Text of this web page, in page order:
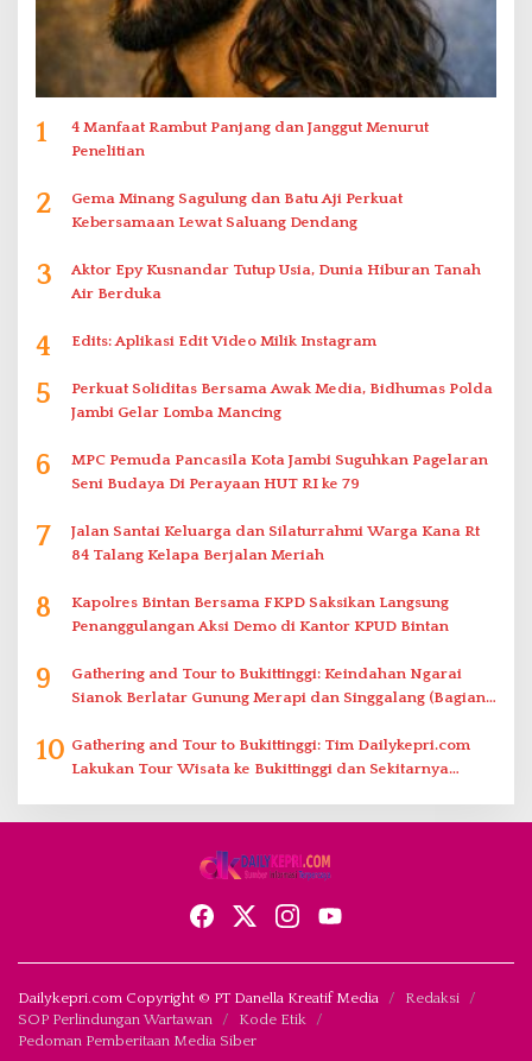
1
4 Manfaat Rambut Panjang dan Janggut Menurut
Penelitian
2
Gema Minang Sagulung dan Batu Aji Perkuat
Kebersamaan Lewat Saluang Dendang
3
Aktor Epy Kusnandar Tutup Usia, Dunia Hiburan Tanah
Air Berduka
4 Edits: Aplikasi Edit Video Milik Instagram
5
Perkuat Soliditas Bersama Awak Media, Bidhumas Polda
Jambi Gelar Lomba Mancing
6
MPC Pemuda Pancasila Kota Jambi Suguhkan Pagelaran
Seni Budaya Di Perayaan HUT RI ke 79
7
Jalan Santai Keluarga dan Silaturrahmi Warga Kana Rt
84 Talang Kelapa Berjalan Meriah
8
Kapolres Bintan Bersama FKPD Saksikan Langsung
Penanggulangan Aksi Demo di Kantor KPUD Bintan
9
Gathering and Tour to Bukittinggi: Keindahan Ngarai
Sianok Berlatar Gunung Merapi dan Singgalang (Bagian
10 Gathering and Tour to Bukittinggi: Tim Dailykepri.com
Lakukan Tour Wisata ke Bukittinggi dan Sekitarnya
Dailykepri.com Copyright © PT Danella Kreatif Media
Redaksi
SOP Perlindungan Wartawan
Kode Etik
Pedoman Pemberitaan Media Siber